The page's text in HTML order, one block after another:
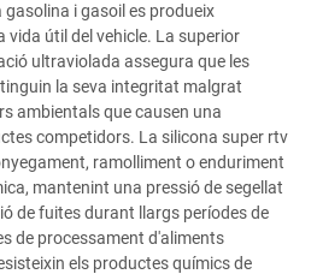
i gasoil es produeix
útil del vehicle. La superior
ultraviolada assegura que les
la seva integritat malgrat
ambientals que causen una
competidors. La silicona super rtv
ramolliment o enduriment
mantenint una pressió de segellat
de fuites durant llargs períodes de
de processament d'aliments
els productes químics de